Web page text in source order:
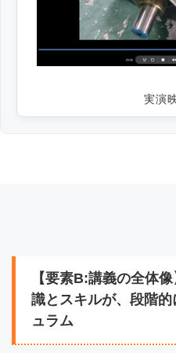
実演
【要素B:講義の全体
識とスキルが、段階
ュラム